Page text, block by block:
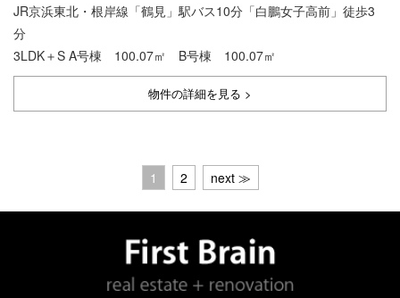
JR京浜東北・根岸線「鶴見」駅バス10分「白鵬女子高前」徒歩3
分
3LDK＋S A号棟 100.07㎡ B号棟 100.07㎡
物件の詳細を見る >
1 2 next ≫